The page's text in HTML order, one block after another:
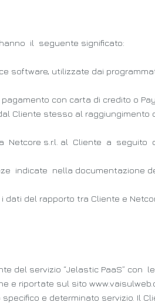
il seguente significato:
software, utilizzate dai
con carta di credito o
Cliente stesso al raggiungimento
s.r.l. al Cliente a seguito
indicate nella documentazione
dati del rapporto tra Cliente e
del servizio “Jelastic PaaS”
e riportate sul sito
e determinato servizio. Il